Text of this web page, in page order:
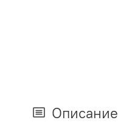
Описание